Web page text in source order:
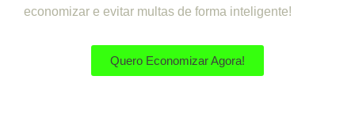
economizar e evitar multas de forma inteligente!
Quero Economizar Agora!